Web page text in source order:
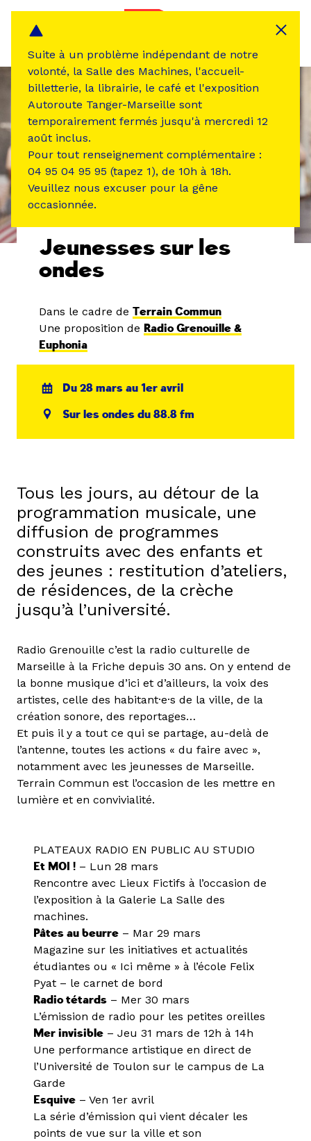
ÉVÉNEMENT PASSÉ
Jeunesses sur les
ondes
Dans le cadre de Terrain Commun
Une proposition de Radio Grenouille &
Euphonia
Du 28 mars au 1er avril
Sur les ondes du 88.8 fm
Tous les jours, au détour de la
programmation musicale, une
diffusion de programmes
construits avec des enfants et
des jeunes : restitution d’ateliers,
de résidences, de la crèche
jusqu’à l’université.
Radio Grenouille c’est la radio culturelle de
Marseille à la Friche depuis 30 ans. On y entend de
la bonne musique d’ici et d’ailleurs, la voix des
artistes, celle des habitant·e·s de la ville, de la
création sonore, des reportages…
Et puis il y a tout ce qui se partage, au-delà de
l’antenne, toutes les actions « du faire avec »,
notamment avec les jeunesses de Marseille.
Terrain Commun est l’occasion de les mettre en
lumière et en convivialité.
PLATEAUX RADIO EN PUBLIC AU STUDIO
Et MOI ! – Lun 28 mars
Rencontre avec Lieux Fictifs à l’occasion de
l’exposition à la Galerie La Salle des
machines.
Pâtes au beurre – Mar 29 mars
Magazine sur les initiatives et actualités
étudiantes ou « Ici même » à l’école Felix
Pyat – le carnet de bord
Radio tétards – Mer 30 mars
L’émission de radio pour les petites oreilles
Mer invisible – Jeu 31 mars de 12h à 14h
Une performance artistique en direct de
l’Université de Toulon sur le campus de La
Garde
Esquive – Ven 1er avril
La série d’émission qui vient décaler les
points de vue sur la ville et son
Suite à un problème indépendant de notre
volonté, la Salle des Machines, l'accueil-
billetterie, la librairie, le café et l'exposition
Autoroute Tanger-Marseille sont
temporairement fermés jusqu'à mercredi 12
août inclus.
Pour tout renseignement complémentaire :
04 95 04 95 95 (tapez 1), de 10h à 18h.
Veuillez nous excuser pour la gêne
occasionnée.
Panneau de gestion des cookies